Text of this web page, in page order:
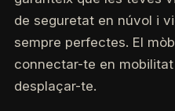
de seguretat en núvol i
sempre perfectes. El
connectar-te en
desplaçar-te.